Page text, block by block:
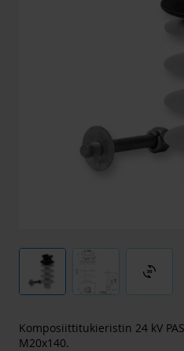
3d_rotation
Komposiittitukieristin 24 kV
M20x140.